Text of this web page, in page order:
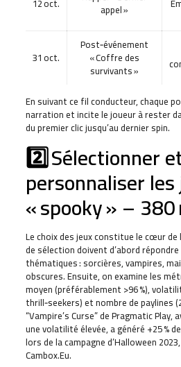
12 oct. appel »
31 oct.
Post‑événement
« Coffre des
survivants »
En suivant ce fil conducteur, chaque
narration et incite le joueur à rester
du premier clic jusqu’au dernier spin.
2️⃣ Sélectionner
personnaliser
« spooky » –
Le choix des jeux constitue le cœur de
de sélection doivent d’abord
thématiques : sorcières, vampires,
obscures. Ensuite, on examine les
moyen (préférablement >96 %),
thrill‑seekers) et nombre de paylines
“Vampire’s Curse” de Pragmatic Play,
une volatilité élevée, a généré +25 %
lors de la campagne d’Halloween
Cambox.Eu.